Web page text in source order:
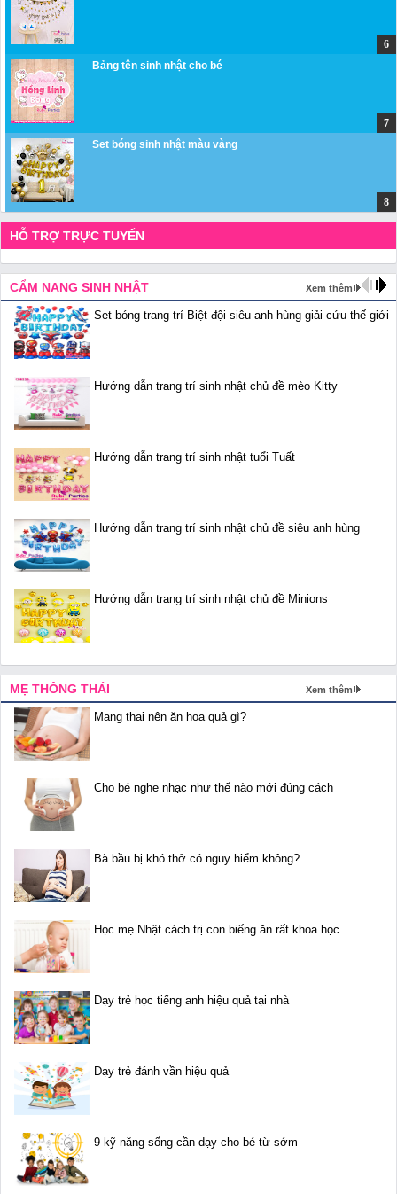
Bảng tên sinh nhật cho bé
Set bóng sinh nhật màu vàng
HỖ TRỢ TRỰC TUYẾN
CẨM NANG SINH NHẬT Xem thêm
Set bóng trang trí Biệt đội siêu anh hùng giải cứu thế giới
Hướng dẫn trang trí sinh nhật chủ đề mèo Kitty
Hướng dẫn trang trí sinh nhật tuổi Tuất
Hướng dẫn trang trí sinh nhật chủ đề siêu anh hùng
Hướng dẫn trang trí sinh nhật chủ đề Minions
MẸ THÔNG THÁI Xem thêm
Mang thai nên ăn hoa quả gì?
Cho bé nghe nhạc như thế nào mới đúng cách
Bà bầu bị khó thở có nguy hiểm không?
Học mẹ Nhật cách trị con biếng ăn rất khoa học
Dạy trẻ học tiếng anh hiệu quả tại nhà
Dạy trẻ đánh vần hiệu quả
9 kỹ năng sống cần dạy cho bé từ sớm